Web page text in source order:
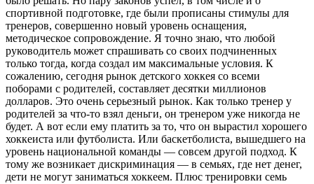
спортивной подготовке, где были прописаны стимулы для
тренеров, совершенно новый уровень оснащения,
методическое сопровождение. Я точно знаю, что любой
руководитель может спрашивать со своих подчиненных
только тогда, когда создал им максимальные условия. К
сожалению, сегодня рынок детского хоккея со всеми
поборами с родителей, составляет десятки миллионов
долларов. Это очень серьезный рынок. Как только тренер у
родителей за что-то взял деньги, он тренером уже никогда не
будет. А вот если ему платить за то, что он вырастил хорошего
хоккеиста или футболиста. Или баскетболиста, вышедшего на
уровень национальной команды — совсем другой подход. К
тому же возникает дискриминация — в семьях, где нет денег,
дети не могут заниматься хоккеем. Плюс тренировки семь